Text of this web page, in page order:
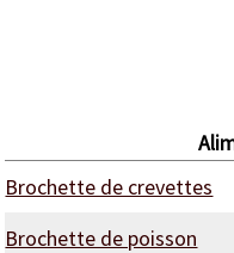
Brochette de crevettes
Brochette de poisson